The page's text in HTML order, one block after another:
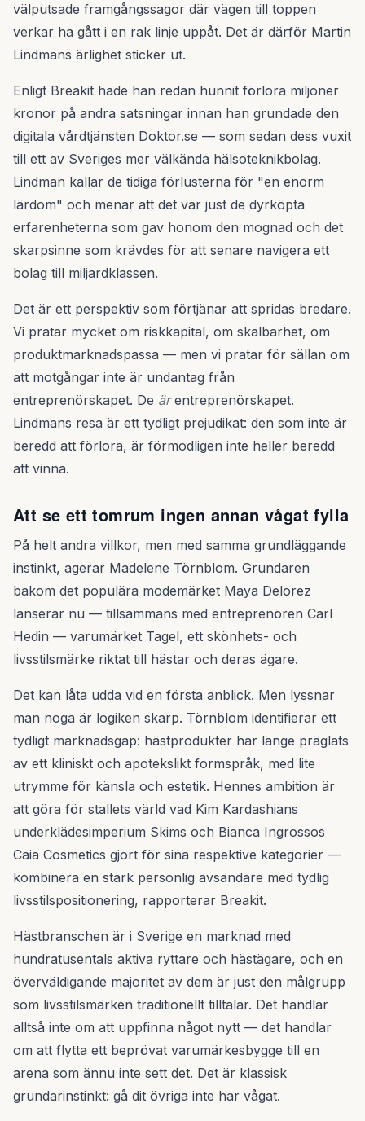
välputsade framgångssagor där vägen till toppen
verkar ha gått i en rak linje uppåt. Det är därför Martin
Lindmans ärlighet sticker ut.
Enligt Breakit hade han redan hunnit förlora miljoner
kronor på andra satsningar innan han grundade den
digitala vårdtjänsten Doktor.se — som sedan dess vuxit
till ett av Sveriges mer välkända hälsoteknikbolag.
Lindman kallar de tidiga förlusterna för "en enorm
lärdom" och menar att det var just de dyrköpta
erfarenheterna som gav honom den mognad och det
skarpsinne som krävdes för att senare navigera ett
bolag till miljardklassen.
Det är ett perspektiv som förtjänar att spridas bredare.
Vi pratar mycket om riskkapital, om skalbarhet, om
produktmarknadspassa — men vi pratar för sällan om
att motgångar inte är undantag från
entreprenörskapet. De ärentreprenörskapet.
Lindmans resa är ett tydligt prejudikat: den som inte är
beredd att förlora, är förmodligen inte heller beredd
att vinna.
Att se ett tomrum ingen annan vågat fylla
På helt andra villkor, men med samma grundläggande
instinkt, agerar Madelene Törnblom. Grundaren
bakom det populära modemärket Maya Delorez
lanserar nu — tillsammans med entreprenören Carl
Hedin — varumärket Tagel, ett skönhets- och
livsstilsmärke riktat till hästar och deras ägare.
Det kan låta udda vid en första anblick. Men lyssnar
man noga är logiken skarp. Törnblom identifierar ett
tydligt marknadsgap: hästprodukter har länge präglats
av ett kliniskt och apotekslikt formspråk, med lite
utrymme för känsla och estetik. Hennes ambition är
att göra för stallets värld vad Kim Kardashians
underklädesimperium Skims och Bianca Ingrossos
Caia Cosmetics gjort för sina respektive kategorier —
kombinera en stark personlig avsändare med tydlig
livsstilspositionering, rapporterar Breakit.
Hästbranschen är i Sverige en marknad med
hundratusentals aktiva ryttare och hästägare, och en
överväldigande majoritet av dem är just den målgrupp
som livsstilsmärken traditionellt tilltalar. Det handlar
alltså inte om att uppfinna något nytt — det handlar
om att flytta ett beprövat varumärkesbygge till en
arena som ännu inte sett det. Det är klassisk
grundarinstinkt: gå dit övriga inte har vågat.